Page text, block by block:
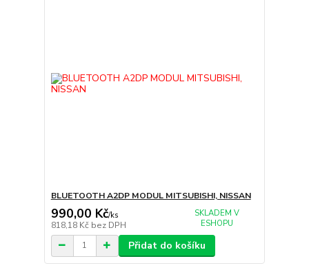
BLUETOOTH A2DP MODUL MITSUBISHI, NISSAN
990,00 Kč/ks
818,18 Kč bez DPH
SKLADEM V
ESHOPU
Přidat do košíku